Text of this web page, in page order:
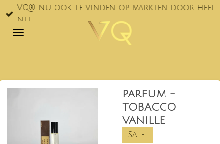
Ga
direct
naar
VQ® nu ook te vinden op markten door heel
NL!
PARFUM -
TOBACCO
VANILLE
Sale!